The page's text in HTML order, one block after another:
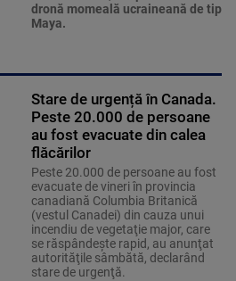
dronă momeală ucraineană de tip
Maya.
Stare de urgență în Canada.
Peste 20.000 de persoane
au fost evacuate din calea
flăcărilor
Peste 20.000 de persoane au fost
evacuate de vineri în provincia
canadiană Columbia Britanică
(vestul Canadei) din cauza unui
incendiu de vegetaţie major, care
se răspândeşte rapid, au anunţat
autorităţile sâmbătă, declarând
stare de urgenţă.